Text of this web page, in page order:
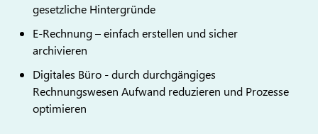
gesetzliche Hintergründe
E-Rechnung – einfach erstellen und sicher
archivieren
Digitales Büro - durch durchgängiges
Rechnungswesen Aufwand reduzieren und Prozesse
optimieren